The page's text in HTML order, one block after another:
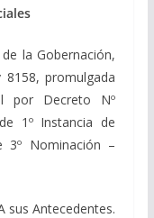
Gobernación,
promulgada
por Decreto Nº
1º Instancia de
3º Nominación –
sus Antecedentes.